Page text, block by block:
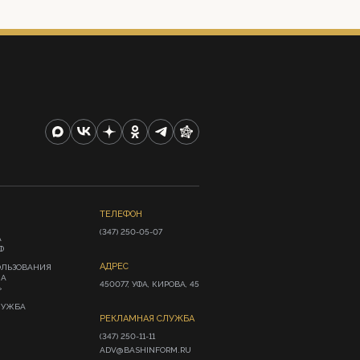
ТЕЛЕФОН
(347) 250-05-07
АДРЕС
450077, УФА, КИРОВА, 45
РЕКЛАМНАЯ СЛУЖБА
(347) 250-11-11
ADV@BASHINFORM.RU